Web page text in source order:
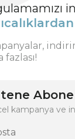
fazlası!
Abone
kampanya ve